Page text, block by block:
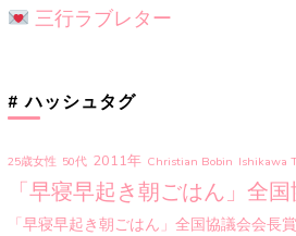
三行ラブレター
# ハッシュタグ
25歳女性 50代 2011年 Christian Bobin Ishikawa
「早寝早起き朝ごはん」全
「早寝早起き朝ごはん」全国協議会会長賞